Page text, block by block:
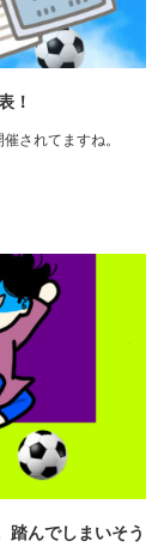
！
されてますね。
踏んでしまいそう